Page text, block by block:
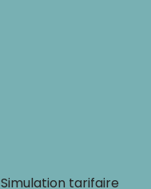
Simulation tarifaire